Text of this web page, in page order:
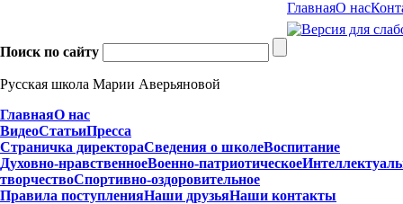
ГлавнаяО нас
Поиск по сайту
Русская школа Марии Аверьяновой
ГлавнаяО нас
ВидеоСтатьиПресса
Страничка директораСведения о школеВоспитание
Духовно-нравственноеВоенно-патриотическое
творчествоСпортивно-оздоровительное
Правила поступленияНаши друзьяНаши контакты